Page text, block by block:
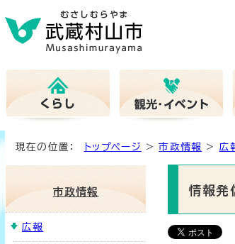
現在の位置： トップページ >市政情報 > 広
情報発
市政情報
広報